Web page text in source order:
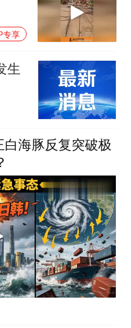
专享
生
海豚反复突破极